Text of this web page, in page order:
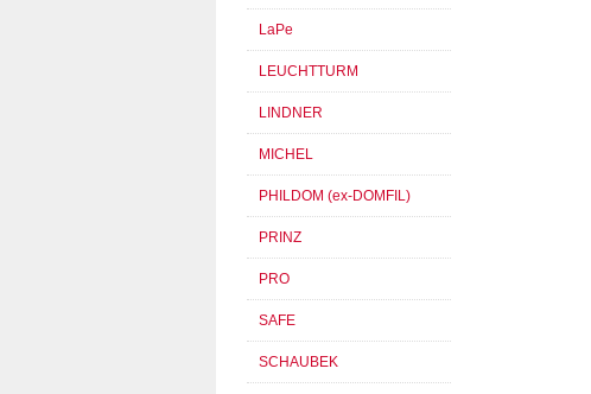
LaPe
LEUCHTTURM
LINDNER
MICHEL
PHILDOM (ex-DOMFIL)
PRINZ
PRO
SAFE
SCHAUBEK